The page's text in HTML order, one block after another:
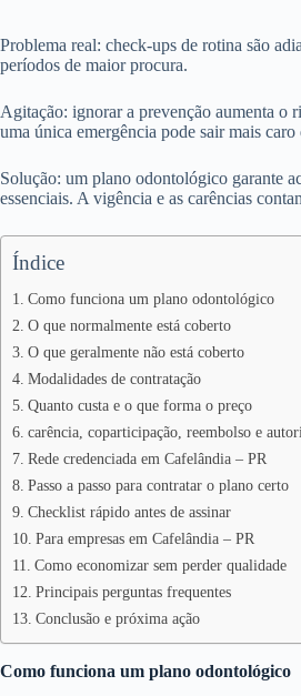
Problema real: check-ups de rotina são
períodos de maior procura.
Agitação: ignorar a prevenção aumenta o
uma única emergência pode sair mais
Solução: um plano odontológico garante
essenciais. A vigência e as carências
Índice
Como funciona um plano odontológico
O que normalmente está coberto
O que geralmente não está coberto
Modalidades de contratação
Quanto custa e o que forma o preço
carência, coparticipação, reembolso e
Rede credenciada em Cafelândia – PR
Passo a passo para contratar o plano certo
Checklist rápido antes de assinar
Para empresas em Cafelândia – PR
Como economizar sem perder qualidade
Principais perguntas frequentes
Conclusão e próxima ação
Como funciona um plano odontológico